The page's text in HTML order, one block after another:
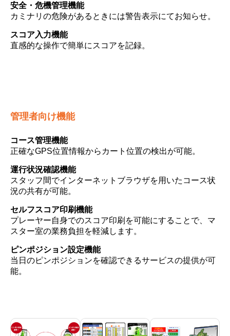
安全・危機管理機能
カミナリの危険があるときには警告表示にてお知らせ。
スコア入力機能
直感的な操作で簡単にスコアを記録。
管理者向け機能
コース管理機能
正確なGPS位置情報からカート位置の検出が可能。
運行状況確認機能
スタッフ間でインターネットブラウザを用いたコース状
況の共有が可能。
セルフスコア印刷機能
プレーヤー自身でのスコア印刷を可能にすることで、マ
スター室の業務負担を軽減します。
ピンポジション設定機能
当日のピンポジションを確認できるサービスの提供が可
能。